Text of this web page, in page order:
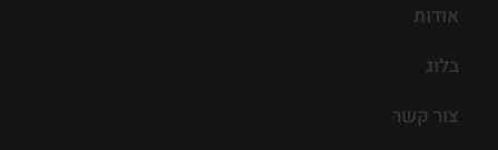
אודות
בלוג
צור קשר